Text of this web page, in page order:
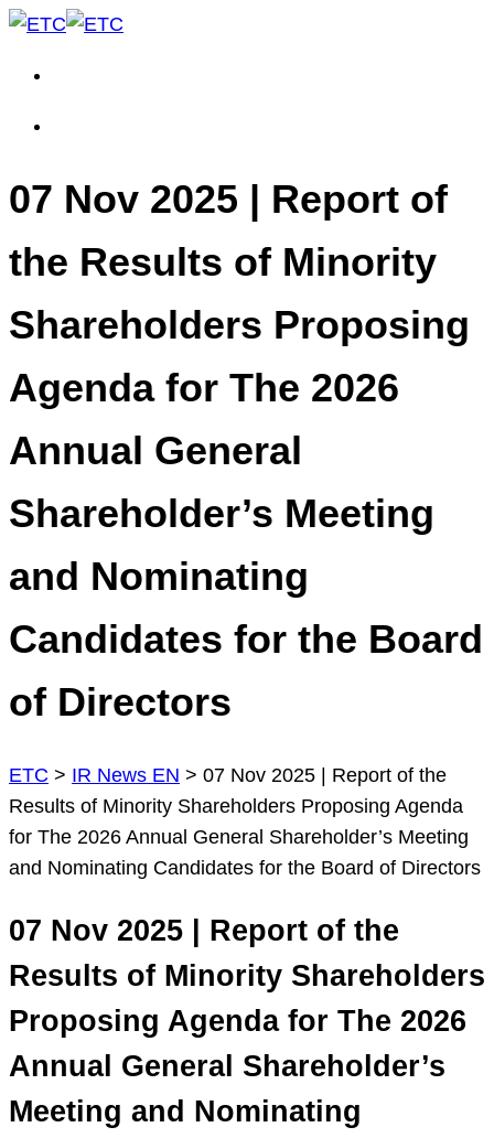
07 Nov 2025 | Report of
the Results of Minority
Shareholders Proposing
Agenda for The 2026
Annual General
Shareholder’s Meeting
and Nominating
Candidates for the Board
of Directors
ETC > IR News EN > 07 Nov 2025 | Report of the
Results of Minority Shareholders Proposing Agenda
for The 2026 Annual General Shareholder’s Meeting
and Nominating Candidates for the Board of Directors
07 Nov 2025 | Report of the
Results of Minority Shareholders
Proposing Agenda for The 2026
Annual General Shareholder’s
Meeting and Nominating